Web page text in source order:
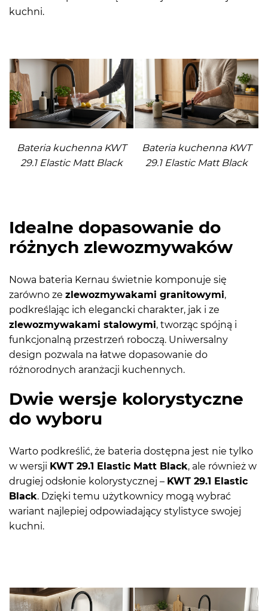
kuchni.
Bateria kuchenna KWT
29.1 Elastic Matt Black
Bateria kuchenna KWT
29.1 Elastic Matt Black
Idealne dopasowanie do
różnych zlewozmywaków
Nowa bateria Kernau świetnie komponuje się
zarówno ze zlewozmywakami granitowymi,
podkreślając ich elegancki charakter, jak i ze
zlewozmywakami stalowymi, tworząc spójną i
funkcjonalną przestrzeń roboczą. Uniwersalny
design pozwala na łatwe dopasowanie do
różnorodnych aranżacji kuchennych.
Dwie wersje kolorystyczne
do wyboru
Warto podkreślić, że bateria dostępna jest nie tylko
w wersji KWT 29.1 Elastic Matt Black, ale również w
drugiej odsłonie kolorystycznej – KWT 29.1 Elastic
Black. Dzięki temu użytkownicy mogą wybrać
wariant najlepiej odpowiadający stylistyce swojej
kuchni.